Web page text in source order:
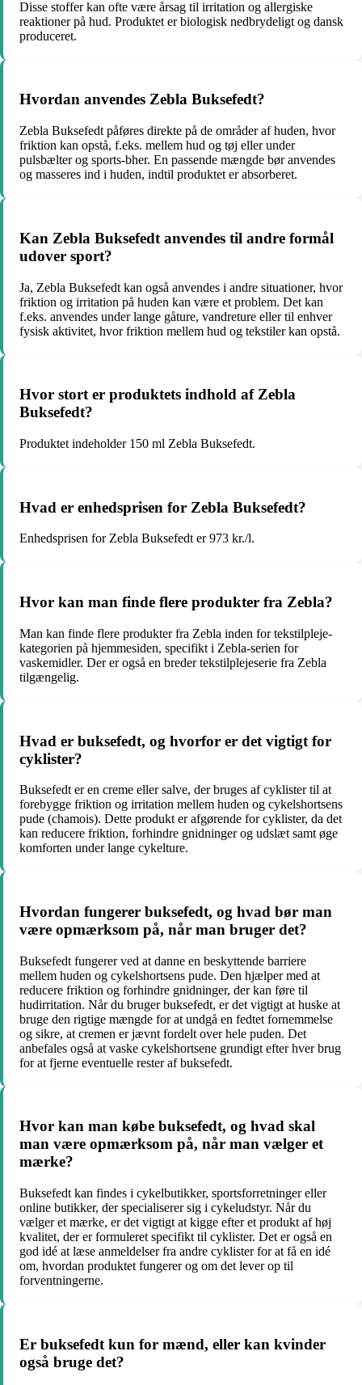
Disse stoffer kan ofte være årsag til irritation og allergiske
reaktioner på hud. Produktet er biologisk nedbrydeligt og dansk
produceret.
Hvordan anvendes Zebla Buksefedt?
Zebla Buksefedt påføres direkte på de områder af huden, hvor
friktion kan opstå, f.eks. mellem hud og tøj eller under
pulsbælter og sports-bher. En passende mængde bør anvendes
og masseres ind i huden, indtil produktet er absorberet.
Kan Zebla Buksefedt anvendes til andre formål
udover sport?
Ja, Zebla Buksefedt kan også anvendes i andre situationer, hvor
friktion og irritation på huden kan være et problem. Det kan
f.eks. anvendes under lange gåture, vandreture eller til enhver
fysisk aktivitet, hvor friktion mellem hud og tekstiler kan opstå.
Hvor stort er produktets indhold af Zebla
Buksefedt?
Produktet indeholder 150 ml Zebla Buksefedt.
Hvad er enhedsprisen for Zebla Buksefedt?
Enhedsprisen for Zebla Buksefedt er 973 kr./l.
Hvor kan man finde flere produkter fra Zebla?
Man kan finde flere produkter fra Zebla inden for tekstilpleje-
kategorien på hjemmesiden, specifikt i Zebla-serien for
vaskemidler. Der er også en breder tekstilplejeserie fra Zebla
tilgængelig.
Hvad er buksefedt, og hvorfor er det vigtigt for
cyklister?
Buksefedt er en creme eller salve, der bruges af cyklister til at
forebygge friktion og irritation mellem huden og cykelshortsens
pude (chamois). Dette produkt er afgørende for cyklister, da det
kan reducere friktion, forhindre gnidninger og udslæt samt øge
komforten under lange cykelture.
Hvordan fungerer buksefedt, og hvad bør man
være opmærksom på, når man bruger det?
Buksefedt fungerer ved at danne en beskyttende barriere
mellem huden og cykelshortsens pude. Den hjælper med at
reducere friktion og forhindre gnidninger, der kan føre til
hudirritation. Når du bruger buksefedt, er det vigtigt at huske at
bruge den rigtige mængde for at undgå en fedtet fornemmelse
og sikre, at cremen er jævnt fordelt over hele puden. Det
anbefales også at vaske cykelshortsene grundigt efter hver brug
for at fjerne eventuelle rester af buksefedt.
Hvor kan man købe buksefedt, og hvad skal
man være opmærksom på, når man vælger et
mærke?
Buksefedt kan findes i cykelbutikker, sportsforretninger eller
online butikker, der specialiserer sig i cykeludstyr. Når du
vælger et mærke, er det vigtigt at kigge efter et produkt af høj
kvalitet, der er formuleret specifikt til cyklister. Det er også en
god idé at læse anmeldelser fra andre cyklister for at få en idé
om, hvordan produktet fungerer og om det lever op til
forventningerne.
Er buksefedt kun for mænd, eller kan kvinder
også bruge det?